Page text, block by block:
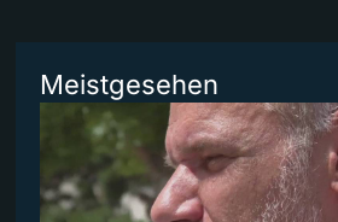
Meistgesehen